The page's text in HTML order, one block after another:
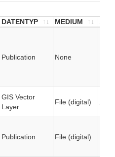
DATENTYP MEDIUM
Publication None
GIS Vector
Layer
File (digital)
Publication File (digital)